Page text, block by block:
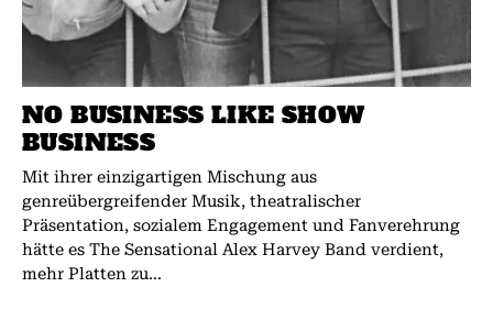
NO BUSINESS LIKE SHOW
BUSINESS
Mit ihrer einzigartigen Mischung aus
genreübergreifender Musik, theatralischer
Präsentation, sozialem Engagement und Fanverehrung
hätte es The Sensational Alex Harvey Band verdient,
mehr Platten zu...